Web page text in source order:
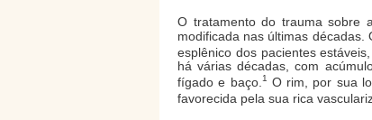
O tratamento do trauma sobre
modificada nas últimas
esplênico dos pacientes
há várias décadas, com
fígado e baço. 1 O rim, por sua
favorecida pela sua rica